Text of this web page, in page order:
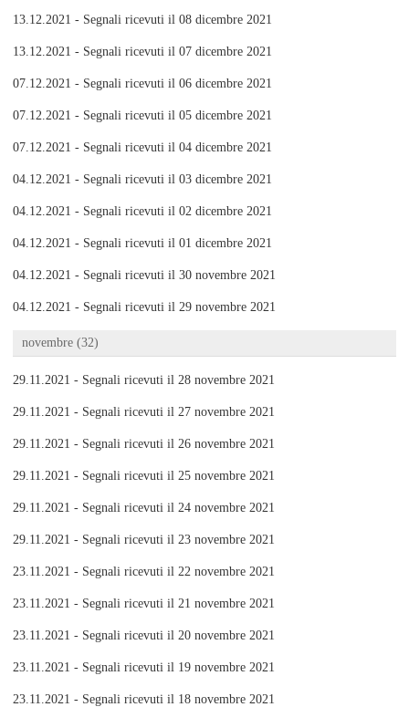
13.12.2021 - Segnali ricevuti il 08 dicembre 2021
13.12.2021 - Segnali ricevuti il 07 dicembre 2021
07.12.2021 - Segnali ricevuti il 06 dicembre 2021
07.12.2021 - Segnali ricevuti il 05 dicembre 2021
07.12.2021 - Segnali ricevuti il 04 dicembre 2021
04.12.2021 - Segnali ricevuti il 03 dicembre 2021
04.12.2021 - Segnali ricevuti il 02 dicembre 2021
04.12.2021 - Segnali ricevuti il 01 dicembre 2021
04.12.2021 - Segnali ricevuti il 30 novembre 2021
04.12.2021 - Segnali ricevuti il 29 novembre 2021
novembre (32)
29.11.2021 - Segnali ricevuti il 28 novembre 2021
29.11.2021 - Segnali ricevuti il 27 novembre 2021
29.11.2021 - Segnali ricevuti il 26 novembre 2021
29.11.2021 - Segnali ricevuti il 25 novembre 2021
29.11.2021 - Segnali ricevuti il 24 novembre 2021
29.11.2021 - Segnali ricevuti il 23 novembre 2021
23.11.2021 - Segnali ricevuti il 22 novembre 2021
23.11.2021 - Segnali ricevuti il 21 novembre 2021
23.11.2021 - Segnali ricevuti il 20 novembre 2021
23.11.2021 - Segnali ricevuti il 19 novembre 2021
23.11.2021 - Segnali ricevuti il 18 novembre 2021